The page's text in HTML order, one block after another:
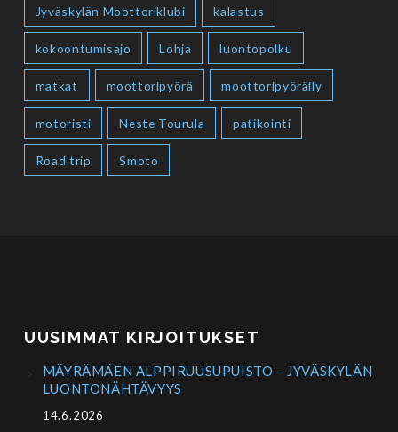
Jyväskylän Moottoriklubi kalastus
kokoontumisajo Lohja luontopolku
matkat moottoripyörä moottoripyöräily
motoristi Neste Tourula patikointi
Road trip Smoto
UUSIMMAT KIRJOITUKSET
MÄYRÄMÄEN ALPPIRUUSUPUISTO – JYVÄSKYLÄN
LUONTONÄHTÄVYYS
14.6.2026